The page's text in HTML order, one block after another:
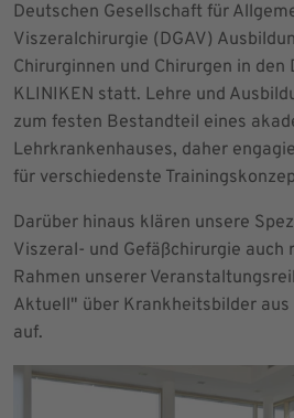
Deutschen Gesellschaft für
Viszeralchirurgie (DGAV)
Chirurginnen und Chirurgen in den
KLINIKEN statt. Lehre und
zum festen Bestandteil eines
Lehrkrankenhauses, daher
für verschiedenste
Darüber hinaus klären unsere
Viszeral- und Gefäßchirurgie auch
Rahmen unserer
Aktuell" über Krankheitsbilder aus
auf.